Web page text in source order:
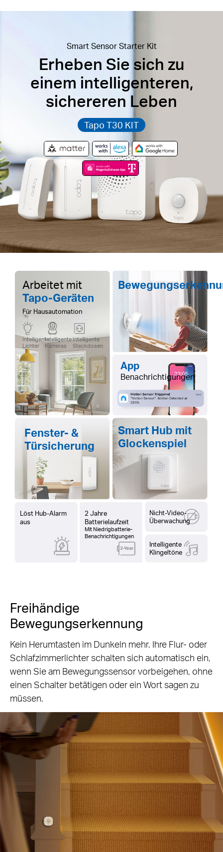
Smart Sensor Starter Kit
Erheben Sie sich zu
einem intelligenteren,
sichereren Leben
Tapo T30 KIT
Arbeitet mit
Tapo-Geräten
Für Hausautomation
Intelligente
Lichter
Intelligente
Kameras
Intelligente
Steckdosen
Fenster- &
Türsicherung
Smart Hub mit
Glockenspiel
App
Benachrichtigungen
Löst Hub-Alarm
aus
2 Jahre
Batterielaufzeit
Mit Niedrigbatterie-
Benachrichtigungen
Nicht-Video-
Überwachung
Intelligente
Klingeltöne
Freihändige
Bewegungserkennung
Kein Herumtasten im Dunkeln mehr. Ihre Flur- oder
Schlafzimmerlichter schalten sich automatisch ein,
wenn Sie am Bewegungssensor vorbeigehen, ohne
einen Schalter betätigen oder ein Wort sagen zu
müssen.